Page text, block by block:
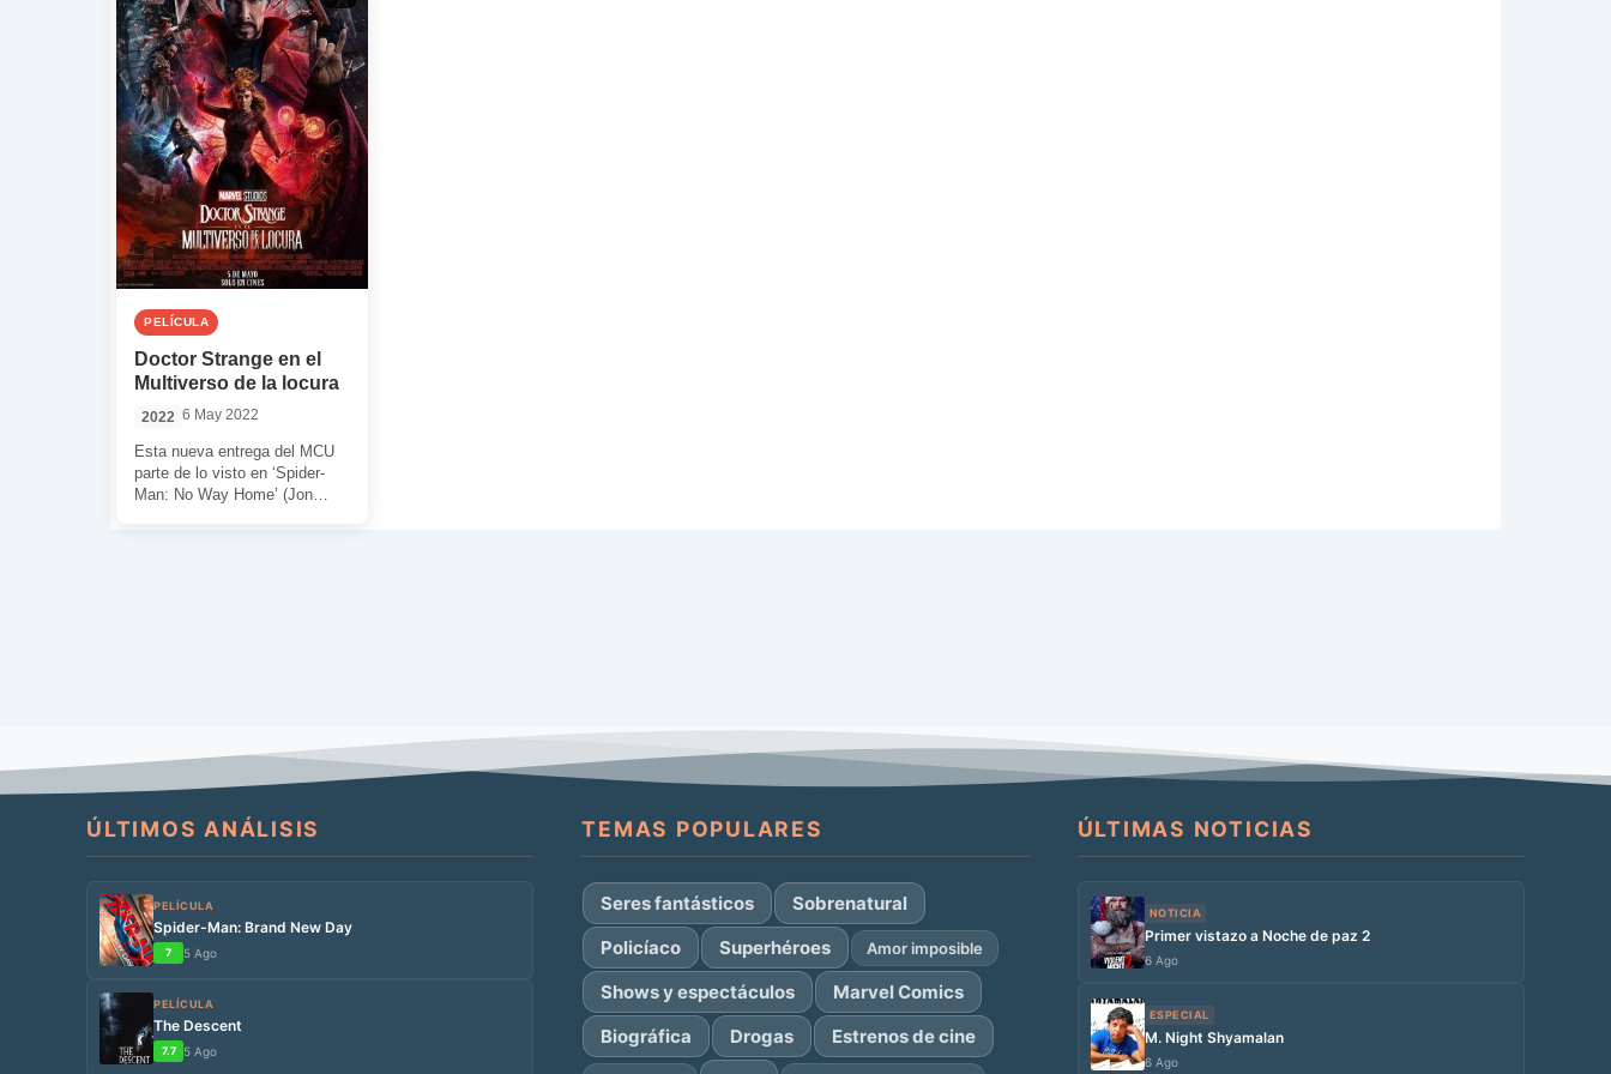
PELÍCULA
Doctor Strange en el
Multiverso de la locura
2022 6 May 2022
Esta nueva entrega del MCU
parte de lo visto en ‘Spider-
Man: No Way Home’ (Jon
ÚLTIMOS ANÁLISIS
PELÍCULA
Spider-Man: Brand New Day
7 5 Ago
PELÍCULA
The Descent
7.7 5 Ago
TEMAS POPULARES
Seres fantásticos
Sobrenatural
Policíaco
Superhéroes Amor imposible
Shows y espectáculos
Marvel Comics
Biográfica
Drogas Estrenos de cine
ÚLTIMAS NOTICIAS
NOTICIA
Primer vistazo a Noche de paz 2
6 Ago
ESPECIAL
M. Night Shyamalan
6 Ago